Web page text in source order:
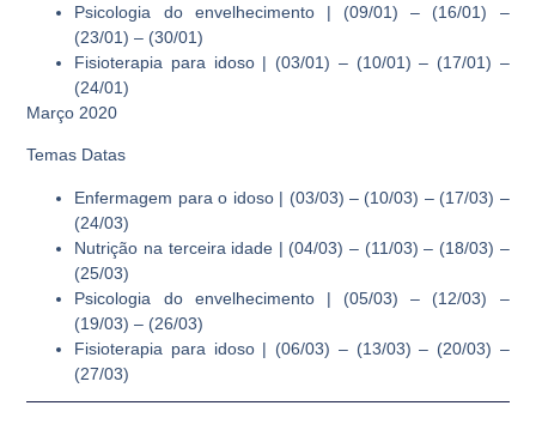
Psicologia do envelhecimento | (09/01) – (16/01) –
(23/01) – (30/01)
Fisioterapia para idoso | (03/01) – (10/01) – (17/01) –
(24/01)
Março 2020
Temas Datas
Enfermagem para o idoso | (03/03) – (10/03) – (17/03) –
(24/03)
Nutrição na terceira idade | (04/03) – (11/03) – (18/03) –
(25/03)
Psicologia do envelhecimento | (05/03) – (12/03) –
(19/03) – (26/03)
Fisioterapia para idoso | (06/03) – (13/03) – (20/03) –
(27/03)